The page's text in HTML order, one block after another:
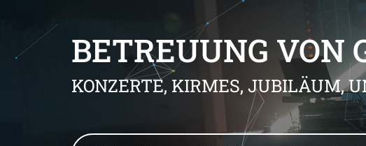
BETREUUNG VON
KONZERTE, KIRMES, JUBILÄUM,